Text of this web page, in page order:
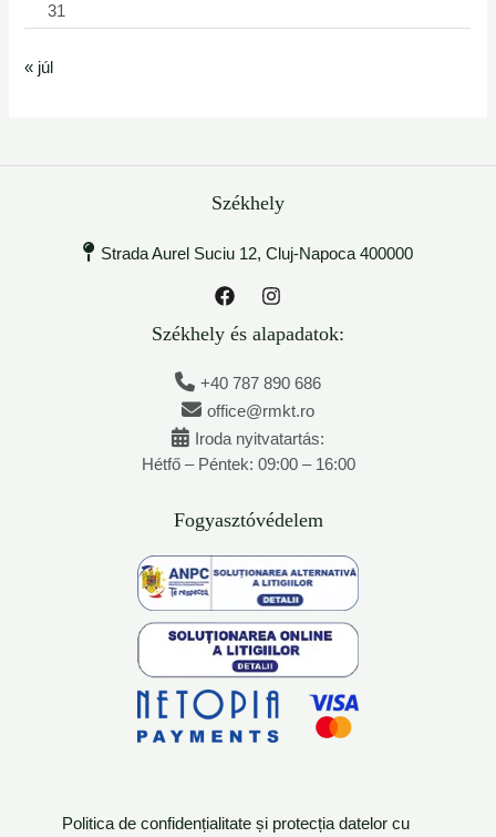
31
« júl
Székhely
Strada Aurel Suciu 12, Cluj-Napoca 400000
Székhely és alapadatok:
+40 787 890 686
office@rmkt.ro
Iroda nyitvatartás:
Hétfő – Péntek: 09:00 – 16:00
Fogyasztóvédelem
Politica de confidențialitate și protecția datelor cu